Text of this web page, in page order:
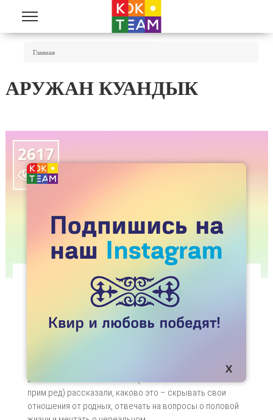
Перейти к основному содержанию
Главная
АРУЖАН КУАНДЫК
2617

«У МЕНЯ НЕ БУДЕТ СВАДЬБЫ МОЕЙ МЕЧТЫ»
08
Найти свою любовь удается не всем и не
то, как их союзы воспринимаются обществом
в Казахстане. Асия и Ксения (имена изменены –
прим.ред) рассказали, каково это – скрывать свои
отношения от родных, отвечать на вопросы о половой